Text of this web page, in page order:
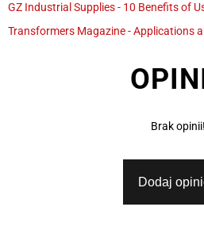
GZ Industrial Supplies - 10 Benefits of
Transformers Magazine - Applications
Brak opinii!
Dodaj